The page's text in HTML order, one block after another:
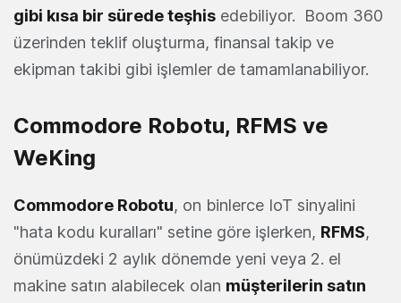
gibi kısa bir sürede teşhis edebiliyor. Boom 360
üzerinden teklif oluşturma, finansal takip ve
ekipman takibi gibi işlemler de tamamlanabiliyor.
Commodore Robotu, RFMS ve
WeKing
Commodore Robotu, on binlerce IoT sinyalini
"hata kodu kuralları" setine göre işlerken, RFMS,
önümüzdeki 2 aylık dönemde yeni veya 2. el
makine satın alabilecek olan müşterilerin satın